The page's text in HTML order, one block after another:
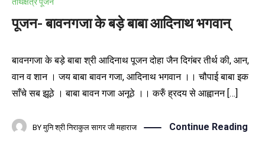
तीर्थक्षेत्र पूजन
पूजन- बावनगजा के बड़े बाबा आदिनाथ भगवान्
बावनगजा के बड़े बाबा श्री आदिनाथ पूजन दोहा जैन दिगंबर तीर्थ की, आन,
वान व शान । जय बाबा बावन गजा, आदिनाथ भगवान ।। चौपाई बाबा इक
साँचे सब झूठे । बाबा बावन गजा अनूठे ।। करुँ ह्रदय से आह्वानन […]
BY मुनि श्री निराकुल सागर जी महाराज Continue Reading